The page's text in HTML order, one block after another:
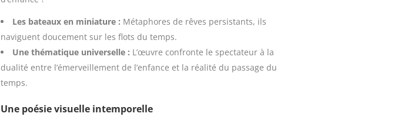
Les bateaux en miniature : Métaphores de rêves persistants, ils
naviguent doucement sur les flots du temps.
Une thématique universelle : L’œuvre confronte le spectateur à la
dualité entre l’émerveillement de l’enfance et la réalité du passage du
temps.
Une poésie visuelle intemporelle